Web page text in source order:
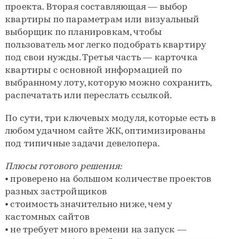
проекта. Вторая составляющая — выбор
квартиры по параметрам или визуальный
выборщик по планировкам, чтобы
пользователь мог легко подобрать квартиру
под свои нужды. Третья часть — карточка
квартиры с основной информацией по
выбранному лоту, которую можно сохранить,
распечатать или переслать ссылкой.
По сути, три ключевых модуля, которые есть в
любом удачном сайте ЖК, оптимизированы
под типичные задачи девелопера.
Плюсы готового решения:
• проверено на большом количестве проектов
разных застройщиков
• стоимость значительно ниже, чем у
кастомных сайтов
• не требует много времени на запуск —